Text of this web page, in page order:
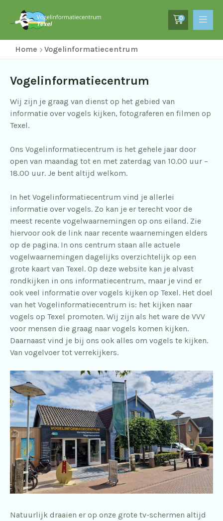
0
Home Vogelinformatiecentrum
Vogelinformatiecentrum
Wij zijn je graag van dienst op het gebied van
informatie over vogels kijken, fotograferen en filmen op
Texel.
Ons Vogelinformatiecentrum is het gehele jaar door
open van maandag tot en met zaterdag van 10.00 uur –
18.00 uur. Je bent altijd welkom.
In het Vogelinformatiecentrum vind je allerlei
informatie over vogels. Zo kan je er terecht voor de
meest recente vogelwaarnemingen op ons eiland. Zie
hiervoor ook de link naar recente waarnemingen elders
op de pagina. In ons centrum staan alle actuele
vogelwaarnemingen dagelijks overzichtelijk op een
grote kaart van Texel. Op deze website kan je alvast
rondkijken in ons informatiecentrum, maar je vind er
ook veel informatie over vogels kijken op Texel. Het doel
van het Vogelinformatiecentrum is: het kijken naar
vogels op Texel promoten. Wij zijn als het ware de VVV
voor mensen die graag naar vogels komen kijken.
Daarnaast vind je bij ons ook alles om vogels te kijken.
Van vogelvoer tot verrekijkers.
Natuurlijk draaien er op onze grote tv-schermen altijd